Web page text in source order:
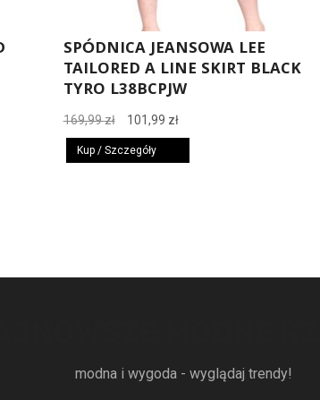
SPÓDNICA JEANSOWA LEE
TAILORED A LINE SKIRT BLACK
TYRO L38BCPJW
169,99zł
Pierwotna
cena
wynosiła:
101,99 złAktualna
cena
wynosi:
Kup / Szczegóły
modna i wygoda - wyglądaj trendy!